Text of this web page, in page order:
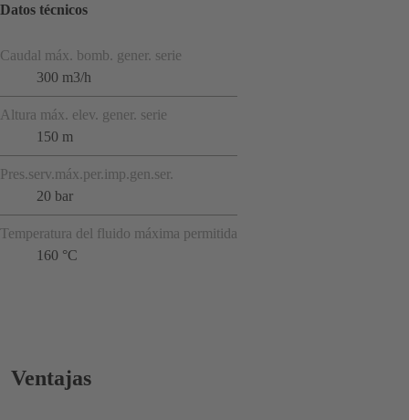
Datos técnicos
Caudal máx. bomb. gener. serie
300 m3/h
Altura máx. elev. gener. serie
150 m
Pres.serv.máx.per.imp.gen.ser.
20 bar
Temperatura del fluido máxima permitida
160 °C
Ventajas